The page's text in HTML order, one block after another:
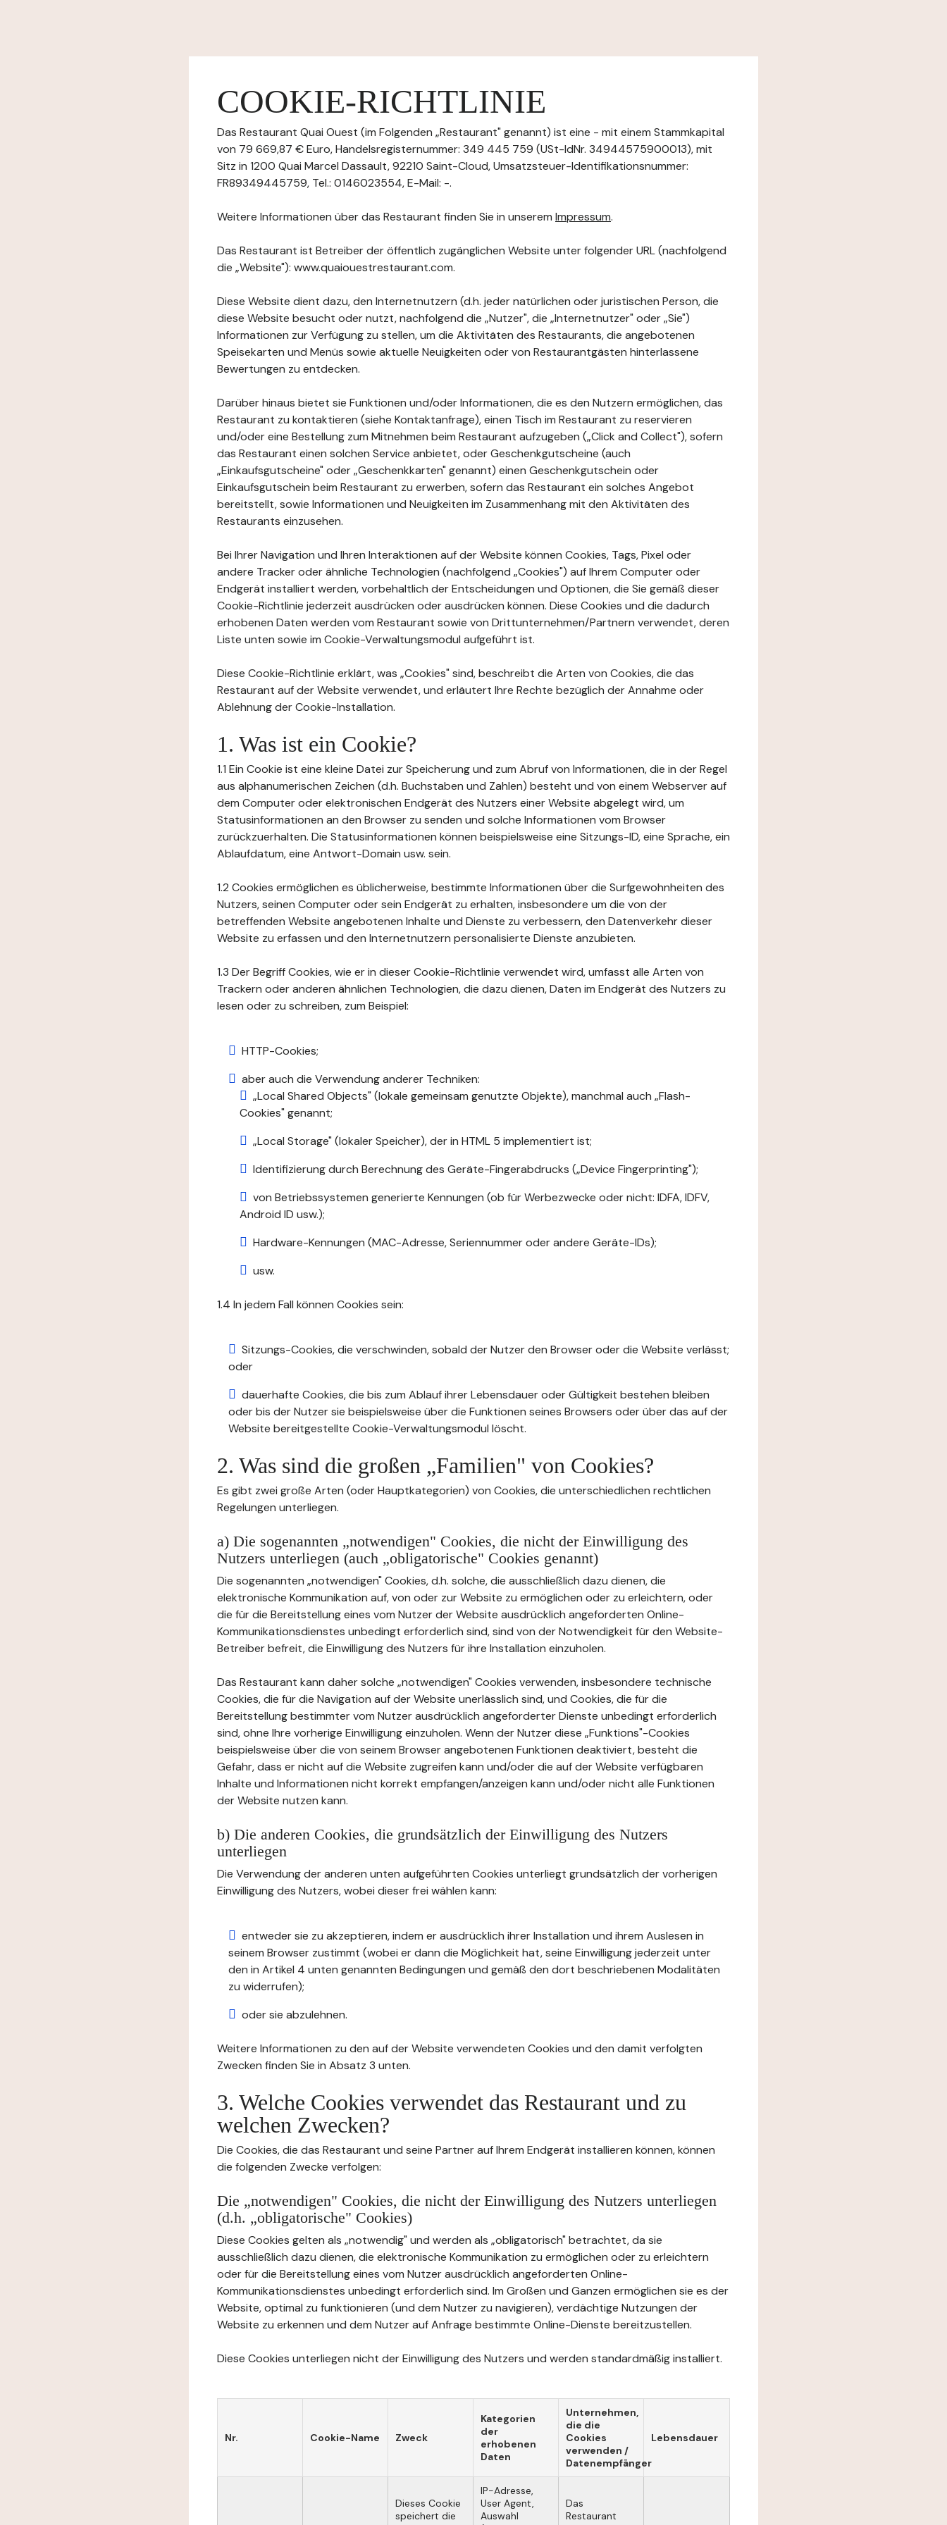
COOKIE-RICHTLINIE
Das Restaurant Quai Ouest (im Folgenden „Restaurant" genannt) ist eine - mit einem Stammkapital
von 79 669,87 € Euro, Handelsregisternummer: 349 445 759 (USt-IdNr. 34944575900013), mit
Sitz in 1200 Quai Marcel Dassault, 92210 Saint-Cloud, Umsatzsteuer-Identifikationsnummer:
FR89349445759, Tel.: 0146023554, E-Mail: -.
Weitere Informationen über das Restaurant finden Sie in unserem Impressum.
Das Restaurant ist Betreiber der öffentlich zugänglichen Website unter folgender URL (nachfolgend
die „Website"): www.quaiouestrestaurant.com.
Diese Website dient dazu, den Internetnutzern (d.h. jeder natürlichen oder juristischen Person, die
diese Website besucht oder nutzt, nachfolgend die „Nutzer", die „Internetnutzer" oder „Sie")
Informationen zur Verfügung zu stellen, um die Aktivitäten des Restaurants, die angebotenen
Speisekarten und Menüs sowie aktuelle Neuigkeiten oder von Restaurantgästen hinterlassene
Bewertungen zu entdecken.
Darüber hinaus bietet sie Funktionen und/oder Informationen, die es den Nutzern ermöglichen, das
Restaurant zu kontaktieren (siehe Kontaktanfrage), einen Tisch im Restaurant zu reservieren
und/oder eine Bestellung zum Mitnehmen beim Restaurant aufzugeben („Click and Collect"), sofern
das Restaurant einen solchen Service anbietet, oder Geschenkgutscheine (auch
„Einkaufsgutscheine" oder „Geschenkkarten" genannt) einen Geschenkgutschein oder
Einkaufsgutschein beim Restaurant zu erwerben, sofern das Restaurant ein solches Angebot
bereitstellt, sowie Informationen und Neuigkeiten im Zusammenhang mit den Aktivitäten des
Restaurants einzusehen.
Bei Ihrer Navigation und Ihren Interaktionen auf der Website können Cookies, Tags, Pixel oder
andere Tracker oder ähnliche Technologien (nachfolgend „Cookies") auf Ihrem Computer oder
Endgerät installiert werden, vorbehaltlich der Entscheidungen und Optionen, die Sie gemäß dieser
Cookie-Richtlinie jederzeit ausdrücken oder ausdrücken können. Diese Cookies und die dadurch
erhobenen Daten werden vom Restaurant sowie von Drittunternehmen/Partnern verwendet, deren
Liste unten sowie im Cookie-Verwaltungsmodul aufgeführt ist.
Diese Cookie-Richtlinie erklärt, was „Cookies" sind, beschreibt die Arten von Cookies, die das
Restaurant auf der Website verwendet, und erläutert Ihre Rechte bezüglich der Annahme oder
Ablehnung der Cookie-Installation.
1. Was ist ein Cookie?
1.1 Ein Cookie ist eine kleine Datei zur Speicherung und zum Abruf von Informationen, die in der Regel
aus alphanumerischen Zeichen (d.h. Buchstaben und Zahlen) besteht und von einem Webserver auf
dem Computer oder elektronischen Endgerät des Nutzers einer Website abgelegt wird, um
Statusinformationen an den Browser zu senden und solche Informationen vom Browser
zurückzuerhalten. Die Statusinformationen können beispielsweise eine Sitzungs-ID, eine Sprache, ein
Ablaufdatum, eine Antwort-Domain usw. sein.
1.2 Cookies ermöglichen es üblicherweise, bestimmte Informationen über die Surfgewohnheiten des
Nutzers, seinen Computer oder sein Endgerät zu erhalten, insbesondere um die von der
betreffenden Website angebotenen Inhalte und Dienste zu verbessern, den Datenverkehr dieser
Website zu erfassen und den Internetnutzern personalisierte Dienste anzubieten.
1.3 Der Begriff Cookies, wie er in dieser Cookie-Richtlinie verwendet wird, umfasst alle Arten von
Trackern oder anderen ähnlichen Technologien, die dazu dienen, Daten im Endgerät des Nutzers zu
lesen oder zu schreiben, zum Beispiel:
HTTP-Cookies;
aber auch die Verwendung anderer Techniken:
„Local Shared Objects" (lokale gemeinsam genutzte Objekte), manchmal auch „Flash-
Cookies" genannt;
„Local Storage" (lokaler Speicher), der in HTML 5 implementiert ist;
Identifizierung durch Berechnung des Geräte-Fingerabdrucks („Device Fingerprinting");
von Betriebssystemen generierte Kennungen (ob für Werbezwecke oder nicht: IDFA, IDFV,
Android ID usw.);
Hardware-Kennungen (MAC-Adresse, Seriennummer oder andere Geräte-IDs);
usw.
1.4 In jedem Fall können Cookies sein:
Sitzungs-Cookies, die verschwinden, sobald der Nutzer den Browser oder die Website verlässt;
oder
dauerhafte Cookies, die bis zum Ablauf ihrer Lebensdauer oder Gültigkeit bestehen bleiben
oder bis der Nutzer sie beispielsweise über die Funktionen seines Browsers oder über das auf der
Website bereitgestellte Cookie-Verwaltungsmodul löscht.
2. Was sind die großen „Familien" von Cookies?
Es gibt zwei große Arten (oder Hauptkategorien) von Cookies, die unterschiedlichen rechtlichen
Regelungen unterliegen.
a) Die sogenannten „notwendigen" Cookies, die nicht der Einwilligung des
Nutzers unterliegen (auch „obligatorische" Cookies genannt)
Die sogenannten „notwendigen" Cookies, d.h. solche, die ausschließlich dazu dienen, die
elektronische Kommunikation auf, von oder zur Website zu ermöglichen oder zu erleichtern, oder
die für die Bereitstellung eines vom Nutzer der Website ausdrücklich angeforderten Online-
Kommunikationsdienstes unbedingt erforderlich sind, sind von der Notwendigkeit für den Website-
Betreiber befreit, die Einwilligung des Nutzers für ihre Installation einzuholen.
Das Restaurant kann daher solche „notwendigen" Cookies verwenden, insbesondere technische
Cookies, die für die Navigation auf der Website unerlässlich sind, und Cookies, die für die
Bereitstellung bestimmter vom Nutzer ausdrücklich angeforderter Dienste unbedingt erforderlich
sind, ohne Ihre vorherige Einwilligung einzuholen. Wenn der Nutzer diese „Funktions"-Cookies
beispielsweise über die von seinem Browser angebotenen Funktionen deaktiviert, besteht die
Gefahr, dass er nicht auf die Website zugreifen kann und/oder die auf der Website verfügbaren
Inhalte und Informationen nicht korrekt empfangen/anzeigen kann und/oder nicht alle Funktionen
der Website nutzen kann.
b) Die anderen Cookies, die grundsätzlich der Einwilligung des Nutzers
unterliegen
Die Verwendung der anderen unten aufgeführten Cookies unterliegt grundsätzlich der vorherigen
Einwilligung des Nutzers, wobei dieser frei wählen kann:
entweder sie zu akzeptieren, indem er ausdrücklich ihrer Installation und ihrem Auslesen in
seinem Browser zustimmt (wobei er dann die Möglichkeit hat, seine Einwilligung jederzeit unter
den in Artikel 4 unten genannten Bedingungen und gemäß den dort beschriebenen Modalitäten
zu widerrufen);
oder sie abzulehnen.
Weitere Informationen zu den auf der Website verwendeten Cookies und den damit verfolgten
Zwecken finden Sie in Absatz 3 unten.
3. Welche Cookies verwendet das Restaurant und zu
welchen Zwecken?
Die Cookies, die das Restaurant und seine Partner auf Ihrem Endgerät installieren können, können
die folgenden Zwecke verfolgen:
Die „notwendigen" Cookies, die nicht der Einwilligung des Nutzers unterliegen
(d.h. „obligatorische" Cookies)
Diese Cookies gelten als „notwendig" und werden als „obligatorisch" betrachtet, da sie
ausschließlich dazu dienen, die elektronische Kommunikation zu ermöglichen oder zu erleichtern
oder für die Bereitstellung eines vom Nutzer ausdrücklich angeforderten Online-
Kommunikationsdienstes unbedingt erforderlich sind. Im Großen und Ganzen ermöglichen sie es der
Website, optimal zu funktionieren (und dem Nutzer zu navigieren), verdächtige Nutzungen der
Website zu erkennen und dem Nutzer auf Anfrage bestimmte Online-Dienste bereitzustellen.
Diese Cookies unterliegen nicht der Einwilligung des Nutzers und werden standardmäßig installiert.
Nr. Cookie-Name Zweck
Kategorien
der
erhobenen
Daten
Unternehmen,
die die
Cookies
verwenden /
Datenempfänger
Lebensdauer
Dieses Cookie
speichert die
IP-Adresse,
User Agent,
Auswahl
Das
Restaurant